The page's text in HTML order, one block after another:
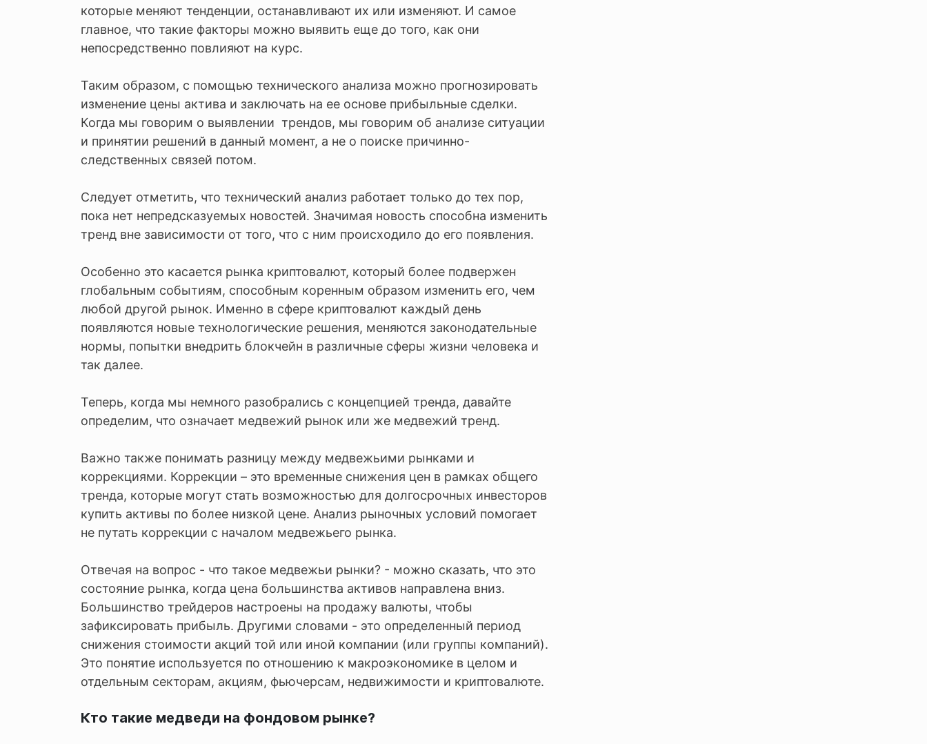
которые меняют тенденции, останавливают их или изменяют. И самое
главное, что такие факторы можно выявить еще до того, как они
непосредственно повлияют на курс.
Таким образом, с помощью технического анализа можно прогнозировать
изменение цены актива и заключать на ее основе прибыльные сделки.
Когда мы говорим о выявлении трендов, мы говорим об анализе ситуации
и принятии решений в данный момент, а не о поиске причинно-
следственных связей потом.
Следует отметить, что технический анализ работает только до тех пор,
пока нет непредсказуемых новостей. Значимая новость способна изменить
тренд вне зависимости от того, что с ним происходило до его появления.
Особенно это касается рынка криптовалют, который более подвержен
глобальным событиям, способным коренным образом изменить его, чем
любой другой рынок. Именно в сфере криптовалют каждый день
появляются новые технологические решения, меняются законодательные
нормы, попытки внедрить блокчейн в различные сферы жизни человека и
так далее.
Теперь, когда мы немного разобрались с концепцией тренда, давайте
определим, что означает медвежий рынок или же медвежий тренд.
Важно также понимать разницу между медвежьими рынками и
коррекциями. Коррекции – это временные снижения цен в рамках общего
тренда, которые могут стать возможностью для долгосрочных инвесторов
купить активы по более низкой цене. Анализ рыночных условий помогает
не путать коррекции с началом медвежьего рынка.
Отвечая на вопрос - что такое медвежьи рынки? - можно сказать, что это
состояние рынка, когда цена большинства активов направлена ​​вниз.
Большинство трейдеров настроены на продажу валюты, чтобы
зафиксировать прибыль. Другими словами - это определенный период
снижения стоимости акций той или иной компании (или группы компаний).
Это понятие используется по отношению к макроэкономике в целом и
отдельным секторам, акциям, фьючерсам, недвижимости и криптовалюте.
Кто такие медведи на фондовом рынке?